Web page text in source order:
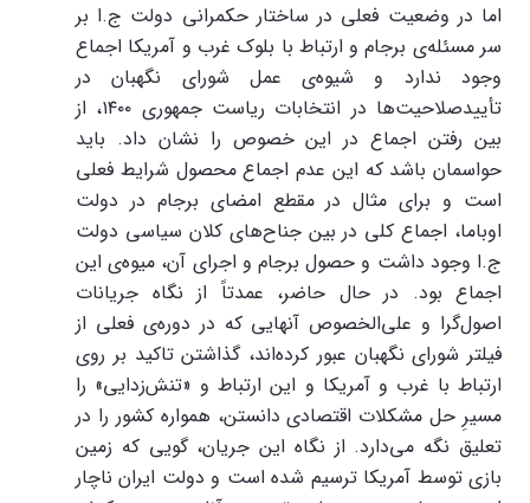
اما در وضعیت فعلی در ساختار حکمرانی دولت ج.ا بر
سر مسئله‌ی برجام و ارتباط با بلوک غرب و آمریکا اجماع
وجود ندارد و شیوه‌ی عمل شورای نگهبان در
تأییدصلاحیت‌ها در انتخابات ریاست جمهوری ۱۴۰۰، از
بین رفتن اجماع در این خصوص را نشان داد. باید
حواسمان باشد که این عدم اجماع محصول شرایط فعلی
است و برای مثال در مقطع امضای برجام در دولت
اوباما، اجماع کلی در بین جناح‌های کلان سیاسی دولت
ج.ا وجود داشت و حصول برجام و اجرای آن، میوه‌ی این
اجماع بود. در حال حاضر، عمدتاً از نگاه جریانات
اصول‌گرا و علی‌الخصوص آنهایی که در دوره‌ی فعلی از
فیلتر شورای نگهبان عبور کرده‌اند، گذاشتن تاکید بر روی
ارتباط با غرب و آمریکا و این ارتباط و «تنش‌زدایی» را
مسیرِ حل مشکلات اقتصادی دانستن، همواره کشور را در
تعلیق نگه می‌دارد. از نگاه این جریان، گویی که زمین
بازی توسط آمریکا ترسیم شده است و دولت ایران ناچار